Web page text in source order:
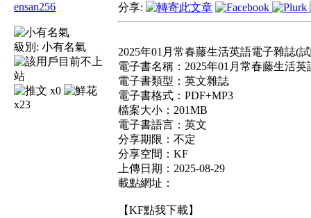
ensan256
級別: 小有名氣
x0
x23
分享:
2025年01月常春藤生活英語電子雜誌(
電子書名稱：2025年01月常春藤生活
電子書類型：英文雜誌
電子書格式：PDF+MP3
檔案大小：201MB
電子書語言：英文
分享期限：不定
分享空間：KF
上傳日期：2025-08-29
載點網址：
【KF點我下載】